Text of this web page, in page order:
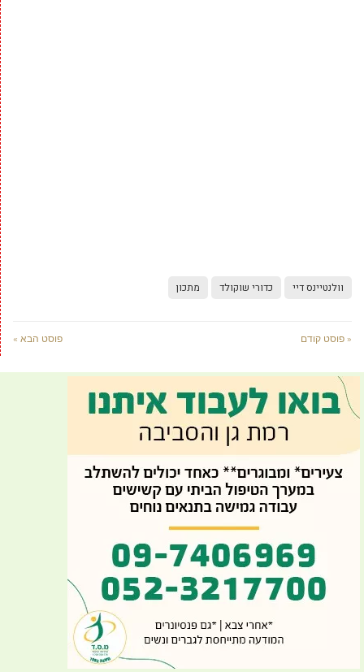
וולנטיינס דיי כדורי שוקולד מתכון
« פוסט קודם פוסט הבא »